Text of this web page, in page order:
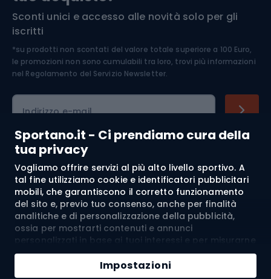
Sportano.it - Ci prendiamo cura della
tua privacy
Vogliamo offrire servizi al più alto livello sportivo. A
tal fine utilizziamo cookie e identificatori pubblicitari
mobili, che garantiscono il corretto funzionamento
del sito e, previo tuo consenso, anche per finalità
analitiche e di personalizzazione della pubblicità,
ossia per mostrarti contenuti e annunci
personalizzati in base ai tuoi interessi e per misurarne
l’efficacia. I cookie e gli identificatori pubblicitari
mobili possono essere utilizzati sia per attività
pubblicitarie personalizzate sia non personalizzate, a
Impostazioni
Medicina dello sport
Abbigliamento ciclistico
Sconti unici e accesso alle novità solo per gli
iscritti
*su prodotti non scontati del valore totale superiore a 100 Euro,
le promozioni non sono cumulabili tra loro, trovi più informazioni
nel Regolamento del Servizio Newsletter.
Indirizzo e-mail
Acquisti
Servizio clienti
Regolamento
Chi siamo